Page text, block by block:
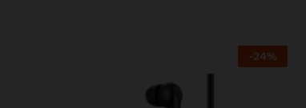
-24%